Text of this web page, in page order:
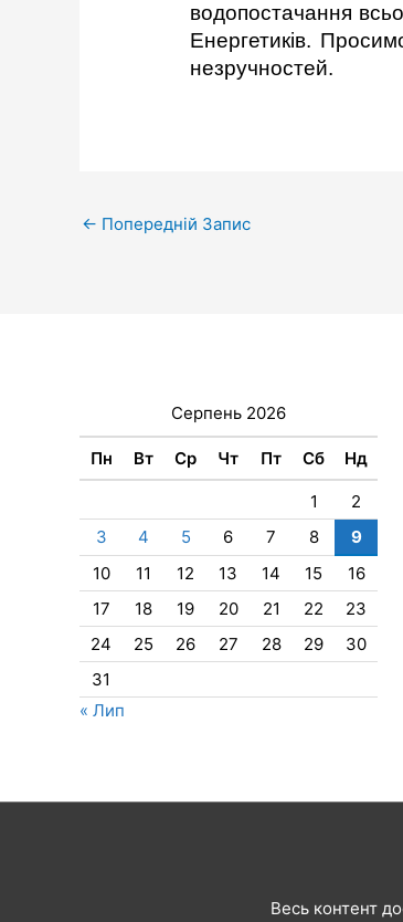
водопостачання
Енергетиків.
незручностей.
← Попередній Запис
Серпень 2026
Пн Вт Ср Чт Пт Сб Нд
1
2
3
4 5 6 7 8
9
10
11 12 13 14 15
16
17
18 19 20 21 22
23
24
25 26 27 28 29
30
31
« Лип
Весь контент